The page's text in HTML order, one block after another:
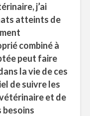
j’ai
atteints de
combiné à
peut faire
la vie de ces
de suivre les
et de
besoins